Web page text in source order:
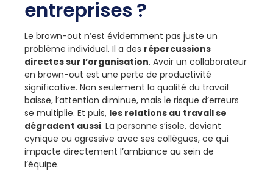
entreprises ?
Le brown-out n’est évidemment pas juste un
problème individuel. Il a des répercussions
directes sur l’organisation. Avoir un collaborateur
en brown-out est une perte de productivité
significative. Non seulement la qualité du travail
baisse, l’attention diminue, mais le risque d’erreurs
se multiplie. Et puis, les relations au travail se
dégradent aussi. La personne s’isole, devient
cynique ou agressive avec ses collègues, ce qui
impacte directement l’ambiance au sein de
l’équipe.